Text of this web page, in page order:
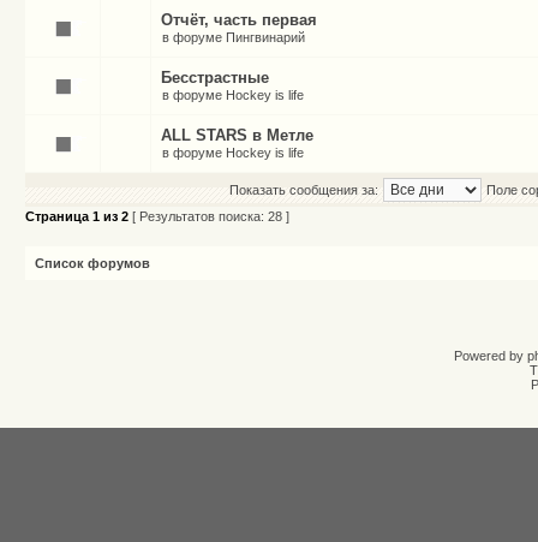
Отчёт, часть первая
в форуме Пингвинарий
Бесстрастные
в форуме Hockey is life
ALL STARS в Метле
в форуме Hockey is life
Показать сообщения за:
Поле
Страница 1 из 2 [ Результатов поиска: 28 ]
Список форумов
Powered by